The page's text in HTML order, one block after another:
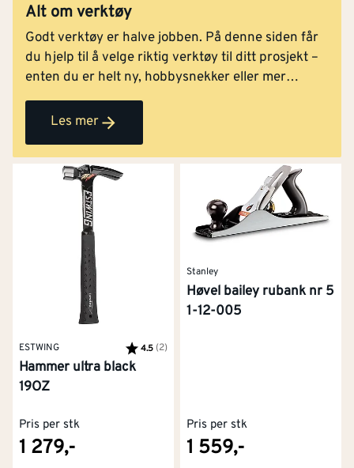
Alt om verktøy
Godt verktøy er halve jobben. På denne siden får
du hjelp til å velge riktig verktøy til ditt prosjekt –
enten du er helt ny, hobbysnekker eller mer
erfaren. Vi forklarer forskjellen på ulike typer
verktøy, hva du bør tenke på før kjøp, og viser deg
Les mer
ESTWING Karakter:
4.5 (2)
Hammer ultra black
19OZ
Pris per stk
1 279,-
Stanley
Høvel bailey rubank nr 5
1-12-005
Pris per stk
1 559,-